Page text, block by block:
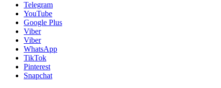
Telegram
YouTube
Google Plus
Viber
Viber
WhatsApp
TikTok
Pinterest
Snapchat